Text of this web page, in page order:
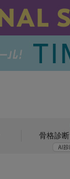
骨格診断